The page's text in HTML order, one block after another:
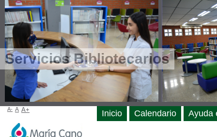
Servicios Bibliotecarios
Inicio Calendario Ayuda
A- A A+